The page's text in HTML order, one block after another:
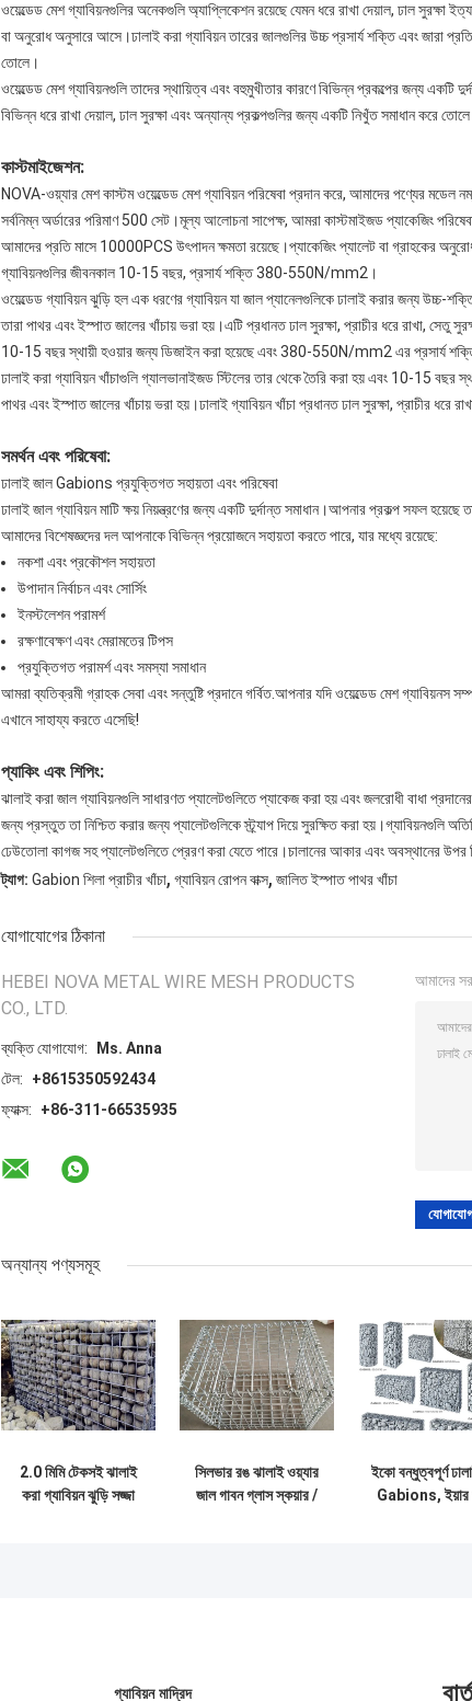
ওয়েল্ডেড মেশ গ্যাবিয়নগুলির অনেকগুলি অ্যাপ্লিকেশন রয়েছে যেমন ধরে রাখা দেয়াল, ঢাল সুরক্ষা
বা অনুরোধ অনুসারে আসে।ঢালাই করা গ্যাবিয়ন তারের জালগুলির উচ্চ প্রসার্য শক্তি এবং জারা
তোলে।
ওয়েল্ডেড মেশ গ্যাবিয়নগুলি তাদের স্থায়িত্ব এবং বহুমুখীতার কারণে বিভিন্ন প্রকল্পের জন্য
বিভিন্ন ধরে রাখা দেয়াল, ঢাল সুরক্ষা এবং অন্যান্য প্রকল্পগুলির জন্য একটি নিখুঁত সমাধান করে
কাস্টমাইজেশন:
NOVA-ওয়্যার মেশ কাস্টম ওয়েল্ডেড মেশ গ্যাবিয়ন পরিষেবা প্রদান করে, আমাদের পণ্যের
সর্বনিম্ন অর্ডারের পরিমাণ 500 সেট।মূল্য আলোচনা সাপেক্ষ, আমরা কাস্টমাইজড প্যাকেজিং
আমাদের প্রতি মাসে 10000PCS উৎপাদন ক্ষমতা রয়েছে।প্যাকেজিং প্যালেট বা গ্রাহকের
গ্যাবিয়নগুলির জীবনকাল 10-15 বছর, প্রসার্য শক্তি 380-550N/mm2।
ওয়েল্ডেড গ্যাবিয়ন ঝুড়ি হল এক ধরণের গ্যাবিয়ন যা জাল প্যানেলগুলিকে ঢালাই করার জন্য উচ্চ-
তারা পাথর এবং ইস্পাত জালের খাঁচায় ভরা হয়।এটি প্রধানত ঢাল সুরক্ষা, প্রাচীর ধরে রাখা, সেতু
10-15 বছর স্থায়ী হওয়ার জন্য ডিজাইন করা হয়েছে এবং 380-550N/mm2 এর প্রসার্য
ঢালাই করা গ্যাবিয়ন খাঁচাগুলি গ্যালভানাইজড স্টিলের তার থেকে তৈরি করা হয় এবং 10-15 বছর
পাথর এবং ইস্পাত জালের খাঁচায় ভরা হয়।ঢালাই গ্যাবিয়ন খাঁচা প্রধানত ঢাল সুরক্ষা, প্রাচীর ধরে
সমর্থন এবং পরিষেবা:
ঢালাই জাল Gabions প্রযুক্তিগত সহায়তা এবং পরিষেবা
ঢালাই জাল গ্যাবিয়ন মাটি ক্ষয় নিয়ন্ত্রণের জন্য একটি দুর্দান্ত সমাধান।আপনার প্রকল্প সফল
আমাদের বিশেষজ্ঞদের দল আপনাকে বিভিন্ন প্রয়োজনে সহায়তা করতে পারে, যার মধ্যে রয়েছে:
নকশা এবং প্রকৌশল সহায়তা
উপাদান নির্বাচন এবং সোর্সিং
ইনস্টলেশন পরামর্শ
রক্ষণাবেক্ষণ এবং মেরামতের টিপস
প্রযুক্তিগত পরামর্শ এবং সমস্যা সমাধান
আমরা ব্যতিক্রমী গ্রাহক সেবা এবং সন্তুষ্টি প্রদানে গর্বিত.আপনার যদি ওয়েল্ডেড মেশ
এখানে সাহায্য করতে এসেছি!
প্যাকিং এবং শিপিং:
ঝালাই করা জাল গ্যাবিয়নগুলি সাধারণত প্যালেটগুলিতে প্যাকেজ করা হয় এবং জলরোধী বাধা
জন্য প্রস্তুত তা নিশ্চিত করার জন্য প্যালেটগুলিকে স্ট্র্যাপ দিয়ে সুরক্ষিত করা হয়।গ্যাবিয়নগুলি
ঢেউতোলা কাগজ সহ প্যালেটগুলিতে প্রেরণ করা যেতে পারে।চালানের আকার এবং অবস্থানের উপর
ট্যাগ: Gabion শিলা প্রাচীর খাঁচা, গ্যাবিয়ন রোপন বাক্স, জালিত ইস্পাত পাথর খাঁচা
যোগাযোগের ঠিকানা
HEBEI NOVA METAL WIRE MESH PRODUCTS
CO., LTD.
ব্যক্তি যোগাযোগ:
Ms. Anna
টেল:
+8615350592434
ফ্যাক্স:
+86-311-66535935
আমাদের
অন্যান্য পণ্যসমূহ
2.0 মিমি টেকসই ঝালাই
করা গ্যাবিয়ন ঝুড়ি সজ্জা
সিলভার রঙ ঝালাই ওয়্যার
জাল গাবন গ্লাস স্কয়ার /
ইকো বন্ধুত্বপূর্ণ
Gabions, ইয়ার
গ্যাবিয়ন মাদ্রিদ